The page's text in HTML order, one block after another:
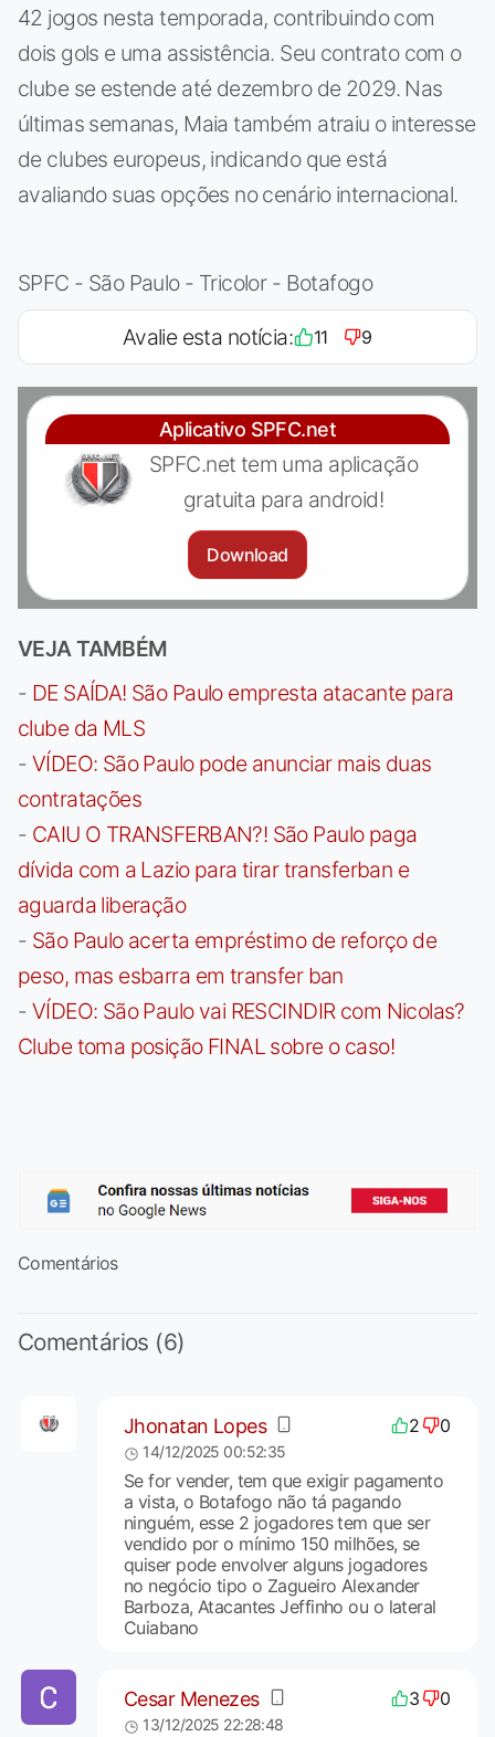
42 jogos nesta temporada, contribuindo com
dois gols e uma assistência. Seu contrato com o
clube se estende até dezembro de 2029. Nas
últimas semanas, Maia também atraiu o interesse
de clubes europeus, indicando que está
avaliando suas opções no cenário internacional.
SPFC - São Paulo - Tricolor - Botafogo
Avalie esta notícia: 11 9
Aplicativo SPFC.net
SPFC.net tem uma aplicação
gratuita para android!
Download
VEJA TAMBÉM
- DE SAÍDA! São Paulo empresta atacante para
clube da MLS
- VÍDEO: São Paulo pode anunciar mais duas
contratações
- CAIU O TRANSFERBAN?! São Paulo paga
dívida com a Lazio para tirar transferban e
aguarda liberação
- São Paulo acerta empréstimo de reforço de
peso, mas esbarra em transfer ban
- VÍDEO: São Paulo vai RESCINDIR com Nicolas?
Clube toma posição FINAL sobre o caso!
Comentários
Comentários (6)
Jhonatan Lopes 2 0
14/12/2025 00:52:35
Se for vender, tem que exigir pagamento
a vista, o Botafogo não tá pagando
ninguém, esse 2 jogadores tem que ser
vendido por o mínimo 150 milhões, se
quiser pode envolver alguns jogadores
no negócio tipo o Zagueiro Alexander
Barboza, Atacantes Jeffinho ou o lateral
Cuiabano
Cesar Menezes 3 0
13/12/2025 22:28:48